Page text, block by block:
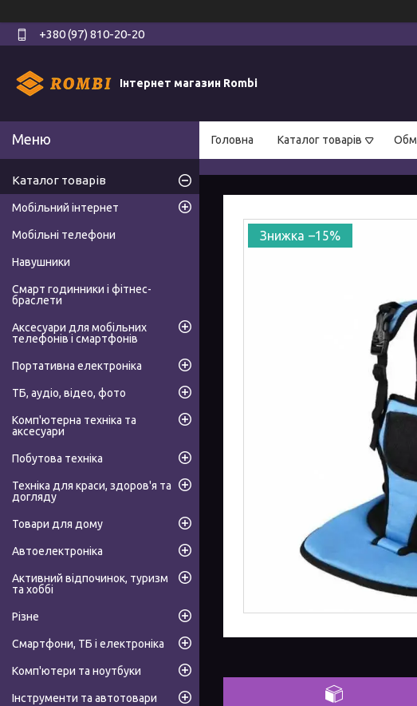
+380 (97) 810-20-20
Інтернет магазин Rombi
Головна Каталог товарів
–15%
Каталог товарів
Мобільний інтернет
Мобільні телефони
Навушники
Смарт годинники і фітнес-
браслети
Аксесуари для мобільних
телефонів і смартфонів
Портативна електроніка
ТБ, аудіо, відео, фото
Комп'ютерна техніка та
аксесуари
Побутова техніка
Техніка для краси, здоров'я та
догляду
Товари для дому
Автоелектроніка
Активний відпочинок, туризм
та хоббі
Різне
Смартфони, ТБ і електроніка
Комп'ютери та ноутбуки
Інструменти та автотовари